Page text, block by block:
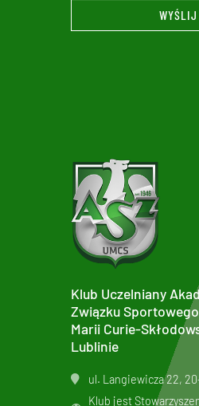
WYŚLIJ
Klub Uczelniany
Związku
Marii Curie-
Lublinie
ul. Langiewicza 22,
Klub jest